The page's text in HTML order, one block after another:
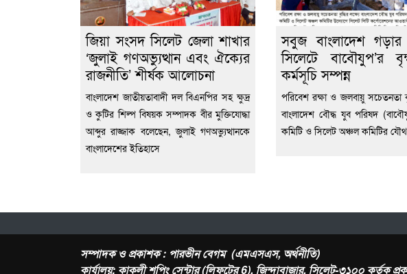
জিয়া সংসদ সিলেট জেলা শাখার
‘জুলাই গণঅভ্যুত্থান এবং ঐক্যের
রাজনীতি’ শীর্ষক আলোচনা
বাংলাদেশ জাতীয়তাবাদী দল বিএনপির সহ ক্ষুদ্র
ও কুটির শিল্প বিষয়ক সম্পাদক বীর মুক্তিযোদ্ধা
আব্দুর রাজ্জাক বলেছেন, জুলাই গণঅভ্যুত্থানকে
বাংলাদেশের ইতিহাসে
সবুজ বাংলাদেশ গড়ার
সিলেটে বাবৌযুপ’র
কর্মসূচি সম্পন্ন
পরিবেশ রক্ষা ও জলবায়ু সচেতনতা
বাংলাদেশ বৌদ্ধ যুব পরিষদ
কমিটি ও সিলেট অঞ্চল কমিটির
সম্পাদক ও প্রকাশক : পারভীন বেগম (এমএসএস, অর্থনীতি)
কার্যালয়: কাকলী শপিং সেন্টার (লিফটের 6), জিন্দাবাজার, সিলেট-৩১০০ কর্তৃক